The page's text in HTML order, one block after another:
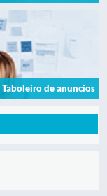
Taboleiro de anuncios